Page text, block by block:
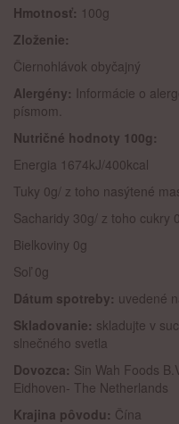
Hmotnosť: 100g
Zloženie:
Čiernohlávok obyčajný
Alergény: Informácie o
písmom.
Nutričné hodnoty 100g:
Energia 1674kJ/400kcal
Tuky 0g/ z toho nasýtené
Sacharidy 30g/ z toho cukry
Bielkoviny 0g
Soľ 0g
Dátum spotreby: uvedené
Skladovanie: skladujte v
slnečného svetla
Dovozca: Sin Wah Foods
Eidhoven- The Netherlands
Krajina pôvodu: Čína